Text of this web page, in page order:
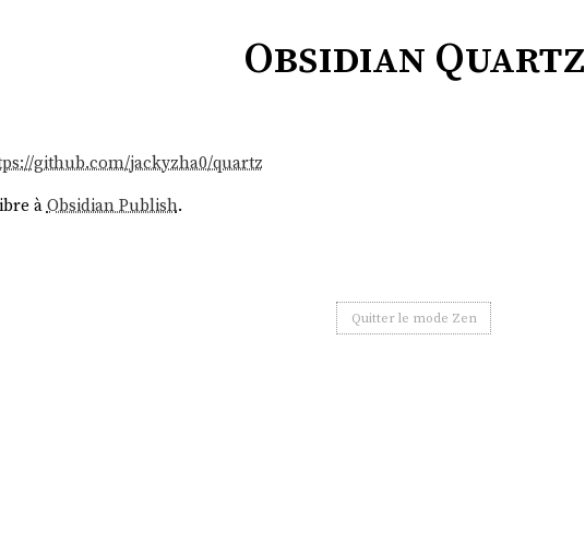
Obsidian Quartz
github.com/jackyzha0/quartz
àObsidian Publish.
Quitter le mode Zen